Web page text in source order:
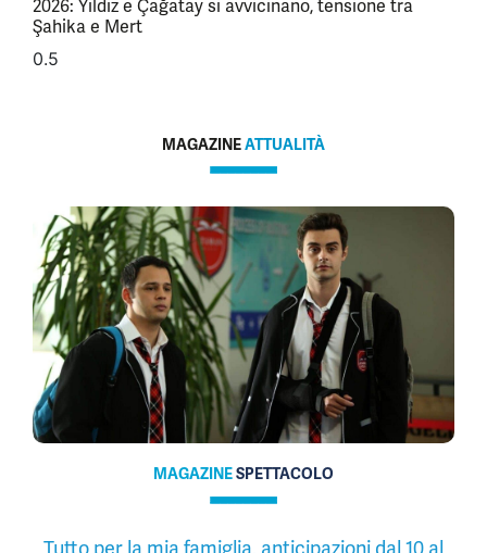
2026: Yildiz e Çağatay si avvicinano, tensione tra
Şahika e Mert
MAGAZINEATTUALITÀ
MAGAZINESPETTACOLO